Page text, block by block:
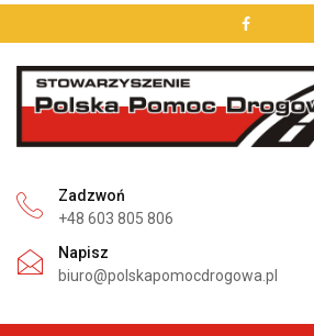
Zadzwoń
+48 603 805 806
Napisz
biuro@polskapomocdrogowa.pl